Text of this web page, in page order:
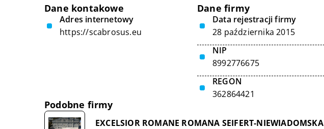
Dane kontakowe
Adres internetowy
https://scabrosus.eu
Dane firmy
Data rejestracji firmy
28 października 2015
NIP
8992776675
REGON
362864421
Podobne firmy
EXCELSIOR ROMANE ROMANA SEIFERT-NIEWIADOMSKA